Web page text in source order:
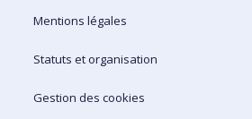
Mentions légales
Statuts et organisation
Gestion des cookies